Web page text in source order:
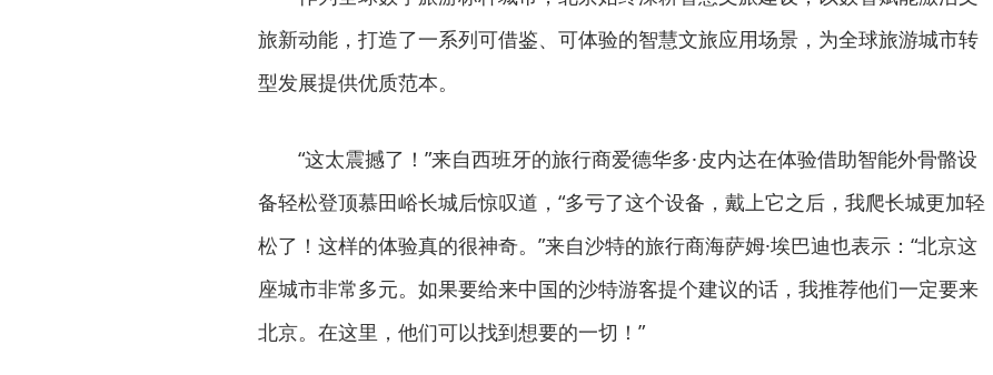
旅新动能，打造了一系列可借鉴、可体验的智慧文旅应用场景，为全球旅游城市转
型发展提供优质范本。
“这太震撼了！”来自西班牙的旅行商爱德华多·皮内达在体验借助智能外骨骼设
备轻松登顶慕田峪长城后惊叹道，“多亏了这个设备，戴上它之后，我爬长城更加轻
松了！这样的体验真的很神奇。”来自沙特的旅行商海萨姆·埃巴迪也表示：“北京这
座城市非常多元。如果要给来中国的沙特游客提个建议的话，我推荐他们一定要来
北京。在这里，他们可以找到想要的一切！”